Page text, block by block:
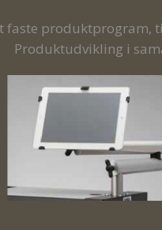
faste produktprogram,
Produktudvikling i